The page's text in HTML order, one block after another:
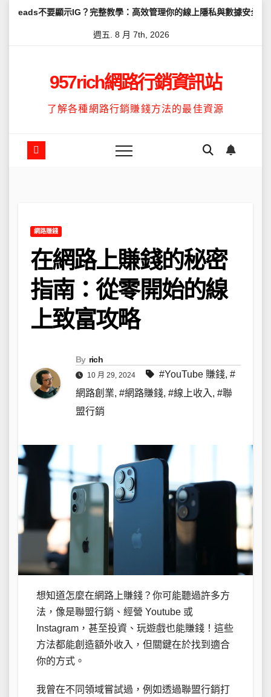
IG？完整教學：高效管理你的線上隱私與數據安全 怎麼讓
週五. 8 月 7th, 2026
957rich網路行銷資訊站
了解各種網路行銷賺錢方法的最佳資源
網路賺錢
在網路上賺錢的秘密
指南：從零開始的線
上致富攻略
By rich
10 月 29, 2024 #YouTube 賺錢, #
網路創業, #網路賺錢, #線上收入 , #聯
盟行銷
想知道怎麼在網路上賺錢？你可能聽過許多方
法，像是聯盟行銷、經營 Youtube 或
Instagram，甚至投資、玩遊戲也能賺錢！這些
方法都能創造額外收入，但關鍵在於找到適合
你的方式。
我曾在不同領域嘗試過，例如透過聯盟行銷打